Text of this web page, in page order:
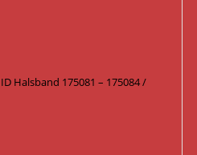
Halsband 175081 – 175084 /